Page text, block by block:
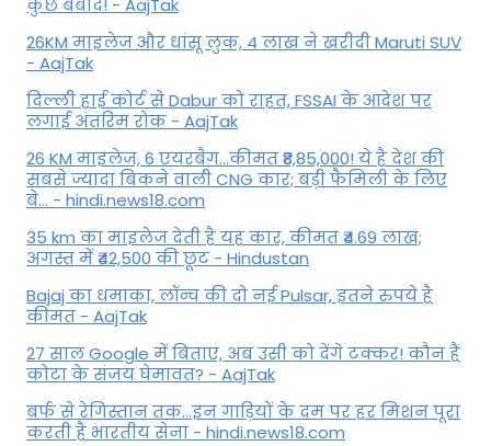
कुछ बर्बाद! - AajTak
26KM माइलेज और धांसू लुक, 4 लाख ने खरीदी Maruti SUV
- AajTak
दिल्ली हाई कोर्ट से Dabur को राहत, FSSAI के आदेश पर
लगाई अंतरिम रोक - AajTak
26 KM माइलेज, 6 एयरबैग...कीमत ₹8,85,000! ये है देश की
सबसे ज्यादा बिकने वाली CNG कार; बड़ी फैमिली के लिए
बे... - hindi.news18.com
35 km का माइलेज देती है यह कार, कीमत ₹4.69 लाख;
अगस्त में ₹42,500 की छूट - Hindustan
Bajaj का धमाका, लॉन्च की दो नई Pulsar, इतने रुपये है
कीमत - AajTak
27 साल Google में बिताए, अब उसी को देंगे टक्कर! कौन हैं
कोटा के संजय घेमावत? - AajTak
बर्फ से रेगिस्तान तक...इन गाड़ियों के दम पर हर मिशन पूरा
करती है भारतीय सेना - hindi.news18.com